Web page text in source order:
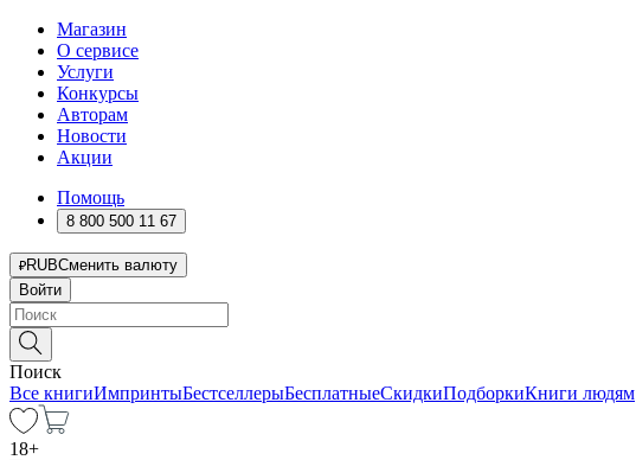
Магазин
О сервисе
Услуги
Конкурсы
Авторам
Новости
Акции
Помощь
8 800 500 11 67
RUBСменить валюту
Войти
Поиск
Все книгиИмпринтыБестселлерыБесплатныеСкидкиПодборкиКниги людям
18+